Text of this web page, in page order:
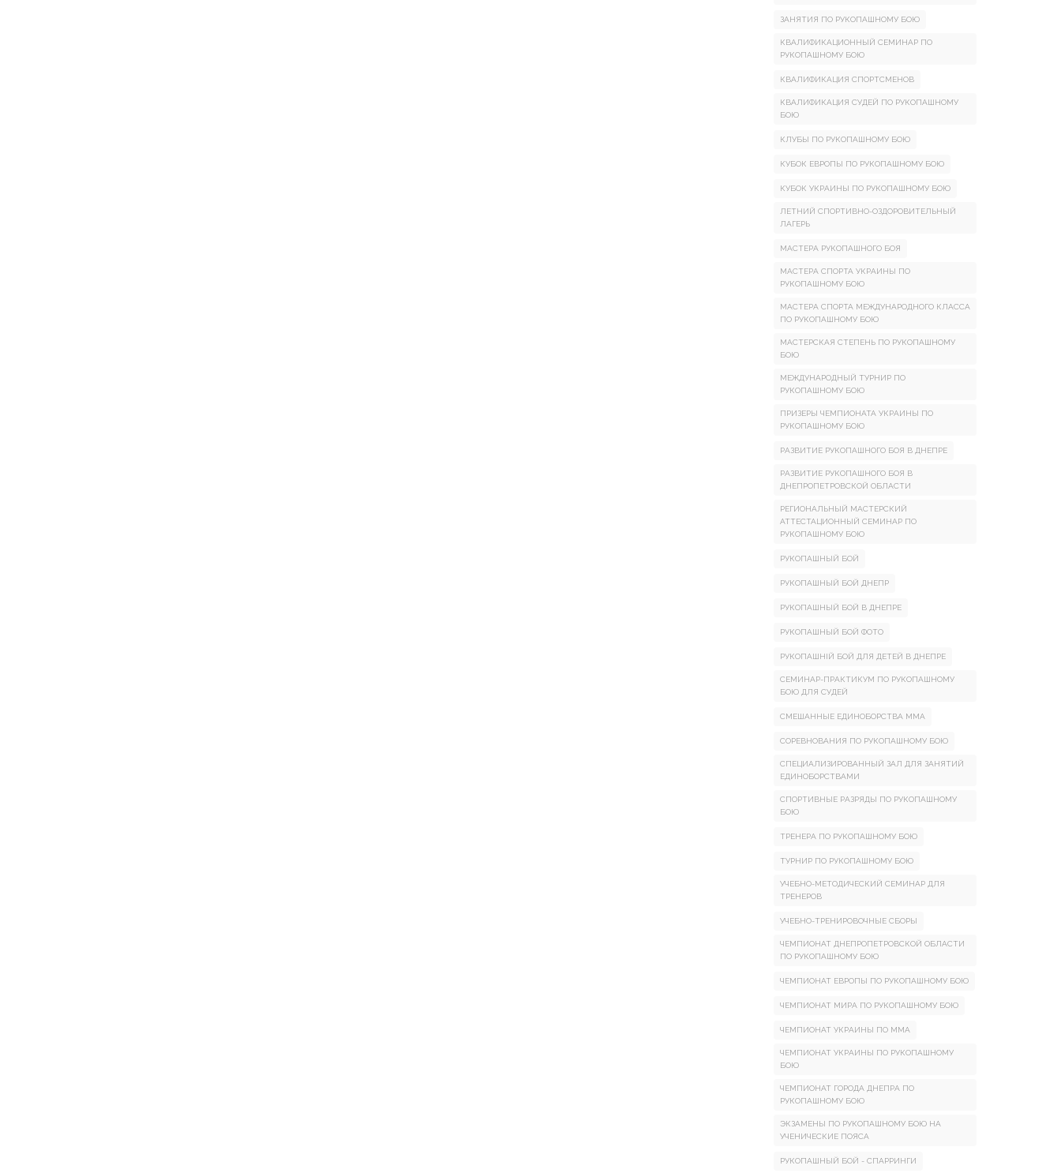
ЗАНЯТИЯ ПО РУКОПАШНОМУ БОЮ
КВАЛИФИКАЦИОННЫЙ СЕМИНАР ПО
РУКОПАШНОМУ БОЮ
КВАЛИФИКАЦИЯ СПОРТСМЕНОВ
КВАЛИФИКАЦИЯ СУДЕЙ ПО РУКОПАШНОМУ
БОЮ
КЛУБЫ ПО РУКОПАШНОМУ БОЮ
КУБОК ЕВРОПЫ ПО РУКОПАШНОМУ БОЮ
КУБОК УКРАИНЫ ПО РУКОПАШНОМУ БОЮ
ЛЕТНИЙ СПОРТИВНО-ОЗДОРОВИТЕЛЬНЫЙ
ЛАГЕРЬ
МАСТЕРА РУКОПАШНОГО БОЯ
МАСТЕРА СПОРТА УКРАИНЫ ПО
РУКОПАШНОМУ БОЮ
МАСТЕРА СПОРТА МЕЖДУНАРОДНОГО КЛАССА
ПО РУКОПАШНОМУ БОЮ
МАСТЕРСКАЯ СТЕПЕНЬ ПО РУКОПАШНОМУ
БОЮ
МЕЖДУНАРОДНЫЙ ТУРНИР ПО
РУКОПАШНОМУ БОЮ
ПРИЗЕРЫ ЧЕМПИОНАТА УКРАИНЫ ПО
РУКОПАШНОМУ БОЮ
РАЗВИТИЕ РУКОПАШНОГО БОЯ В ДНЕПРЕ
РАЗВИТИЕ РУКОПАШНОГО БОЯ В
ДНЕПРОПЕТРОВСКОЙ ОБЛАСТИ
РЕГИОНАЛЬНЫЙ МАСТЕРСКИЙ
АТТЕСТАЦИОННЫЙ СЕМИНАР ПО
РУКОПАШНОМУ БОЮ
РУКОПАШНЫЙ БОЙ
РУКОПАШНЫЙ БОЙ ДНЕПР
РУКОПАШНЫЙ БОЙ В ДНЕПРЕ
РУКОПАШНЫЙ БОЙ ФОТО
РУКОПАШНІЙ БОЙ ДЛЯ ДЕТЕЙ В ДНЕПРЕ
СЕМИНАР-ПРАКТИКУМ ПО РУКОПАШНОМУ
БОЮ ДЛЯ СУДЕЙ
СМЕШАННЫЕ ЕДИНОБОРСТВА ММА
СОРЕВНОВАНИЯ ПО РУКОПАШНОМУ БОЮ
СПЕЦИАЛИЗИРОВАННЫЙ ЗАЛ ДЛЯ ЗАНЯТИЙ
ЕДИНОБОРСТВАМИ
СПОРТИВНЫЕ РАЗРЯДЫ ПО РУКОПАШНОМУ
БОЮ
ТРЕНЕРА ПО РУКОПАШНОМУ БОЮ
ТУРНИР ПО РУКОПАШНОМУ БОЮ
УЧЕБНО-МЕТОДИЧЕСКИЙ СЕМИНАР ДЛЯ
ТРЕНЕРОВ
УЧЕБНО-ТРЕНИРОВОЧНЫЕ СБОРЫ
ЧЕМПИОНАТ ДНЕПРОПЕТРОВСКОЙ ОБЛАСТИ
ПО РУКОПАШНОМУ БОЮ
ЧЕМПИОНАТ ЕВРОПЫ ПО РУКОПАШНОМУ БОЮ
ЧЕМПИОНАТ МИРА ПО РУКОПАШНОМУ БОЮ
ЧЕМПИОНАТ УКРАИНЫ ПО ММА
ЧЕМПИОНАТ УКРАИНЫ ПО РУКОПАШНОМУ
БОЮ
ЧЕМПИОНАТ ГОРОДА ДНЕПРА ПО
РУКОПАШНОМУ БОЮ
ЭКЗАМЕНЫ ПО РУКОПАШНОМУ БОЮ НА
УЧЕНИЧЕСКИЕ ПОЯСА
РУКОПАШНЫЙ БОЙ - СПАРРИНГИ